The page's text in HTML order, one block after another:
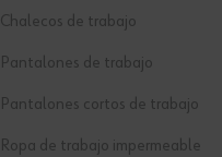
Chalecos de trabajo
Pantalones de trabajo
Pantalones cortos de trabajo
Ropa de trabajo impermeable